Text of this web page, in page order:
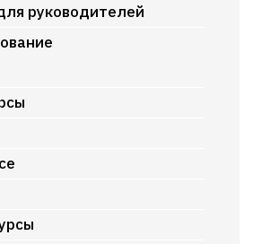
руководителей